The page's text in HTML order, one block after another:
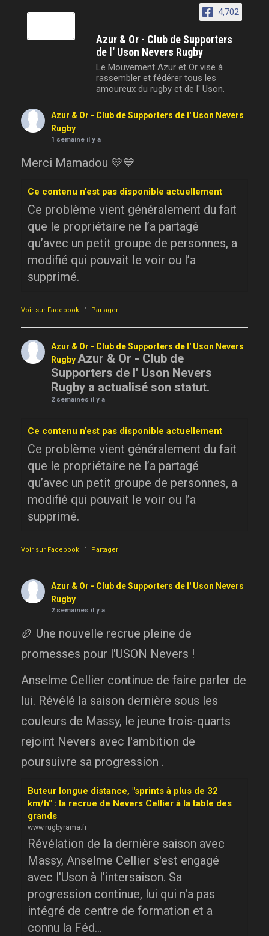
4,702
Azur & Or - Club de Supporters
de l' Uson Nevers Rugby
Le Mouvement Azur et Or vise à
rassembler et fédérer tous les
amoureux du rugby et de l' Uson.
Azur & Or - Club de Supporters de l' Uson Nevers
Rugby
1 semaine il y a
Merci Mamadou 💛💙
Ce contenu n’est pas disponible actuellement
Ce problème vient généralement du fait
que le propriétaire ne l’a partagé
qu’avec un petit groupe de personnes, a
modifié qui pouvait le voir ou l’a
supprimé.
Voir sur Facebook · Partager
Azur & Or - Club de Supporters de l' Uson Nevers
RugbyAzur & Or - Club de
Supporters de l' Uson Nevers
Rugby a actualisé son statut.
2 semaines il y a
Ce contenu n’est pas disponible actuellement
Ce problème vient généralement du fait
que le propriétaire ne l’a partagé
qu’avec un petit groupe de personnes, a
modifié qui pouvait le voir ou l’a
supprimé.
Voir sur Facebook · Partager
Azur & Or - Club de Supporters de l' Uson Nevers
Rugby
2 semaines il y a
🏉 Une nouvelle recrue pleine de
promesses pour l'USON Nevers !
Anselme Cellier continue de faire parler de
lui. Révélé la saison dernière sous les
couleurs de Massy, le jeune trois-quarts
rejoint Nevers avec l'ambition de
poursuivre sa progression .
Buteur longue distance, "sprints à plus de 32
km/h" : la recrue de Nevers Cellier à la table des
grands
www.rugbyrama.fr
Révélation de la dernière saison avec
Massy, Anselme Cellier s'est engagé
avec l'Uson à l'intersaison. Sa
progression continue, lui qui n'a pas
intégré de centre de formation et a
connu la Féd...